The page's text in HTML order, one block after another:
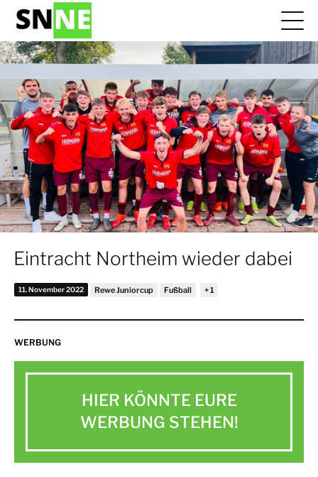
Eintracht Northeim wieder dabei
11. November 2022 Rewe Juniorcup Fußball
WERBUNG
HIER KÖNNTE EURE
WERBUNG STEHEN!